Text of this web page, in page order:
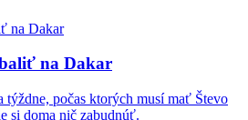
na Dakar
počas ktorých musí mať Števo
si doma nič zabudnúť.